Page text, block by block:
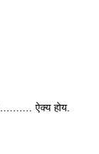
ऐक्य होय.